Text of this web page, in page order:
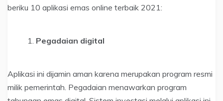
beriku 10 aplikasi emas online terbaik 2021:
Pegadaian digital
Aplikasi ini dijamin aman karena merupakan program resmi
milik pemerintah. Pegadaian menawarkan program